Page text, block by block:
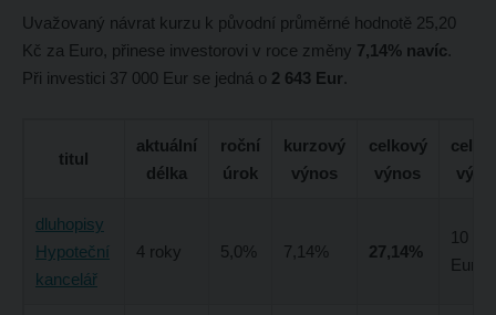
Uvažovaný návrat kurzu k původní průměrné hodnotě 25,20
Kč za Euro, přinese investorovi v roce změny 7,14% navíc.
Při investici 37 000 Eur se jedná o 2 643 Eur.
titul
aktuální
délka
roční
úrok
kurzový
výnos
celkový
výnos
dluhopisy
Hypoteční
kancelář
4 roky 5,0% 7,14% 27,14%
10
Eur